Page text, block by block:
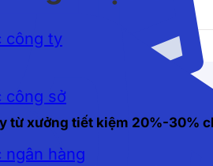
công ty
công sở
hàng
từ xưởng tiết kiệm 20%-30%